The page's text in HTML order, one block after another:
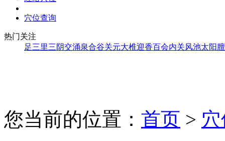
穴位查询
热门关注
足三里三阴交涌泉合谷关元大椎迎香百会内关风池太阳
您当前的位置： 首页 >